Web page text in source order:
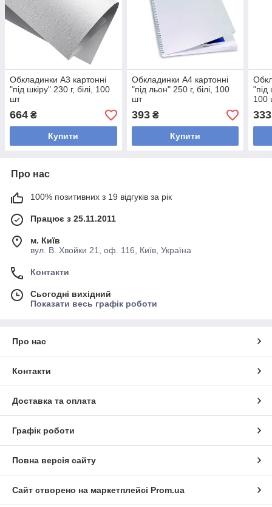
Обкладинки А3 картонні
"під шкіру" 230 г, білі, 100
шт
664 ₴
Купити
Обкладинки А4 картонні
"під льон" 250 г, білі, 100
шт
393₴
Купити
"під
100
333
Про нас
100% позитивних з 19 відгуків за рік
Працює з 25.11.2011
м. Київ
вул. В. Хвойки 21, оф. 116, Київ, Україна
Контакти
Сьогодні вихідний
Показати весь графік роботи
Про нас
Контакти
Доставка та оплата
Графік роботи
Повна версія сайту
Сайт створено на маркетплейсі Prom.ua